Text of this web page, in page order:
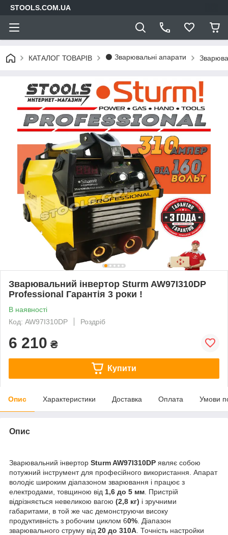
STOOLS.COM.UA
КАТАЛОГ ТОВАРІВ ⚫ Зварювальні апарати
Зварювальний інвертор Sturm AW97I310DP
Professional Гарантія 3 роки !
В наявності
Код: AW97I310DP
Роздріб
6 210 ₴
Купити
Опис Характеристики Доставка Оплата Умови
Опис
Зварювальний інвертор Sturm AW97I310DP являє собою
потужний інструмент для професійного використання. Апарат
володіє широким діапазоном зварювання і працює з
електродами, товщиною від 1,6 до 5 мм . Пристрій
відрізняється невеликою вагою (2,8 кг) і зручними
габаритами, в той же час демонструючи високу
продуктивність з робочим циклом 60% . Діапазон
зварювального струму від 20 до 310А . Точність настройки